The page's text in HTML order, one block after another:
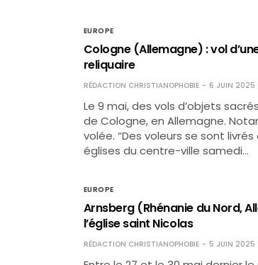
EUROPE
Cologne (Allemagne) : vol
reliquaire
RÉDACTION CHRISTIANOPHOBIE 6 JUIN 2025
Le 9 mai, des vols d’objets
de Cologne, en Allemagne.
volée. “Des voleurs se sont
églises du centre-ville samedi…
EUROPE
Arnsberg (Rhénanie du Nord,
l’église saint Nicolas
RÉDACTION CHRISTIANOPHOBIE 5 JUIN 2025